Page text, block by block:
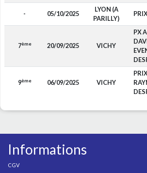
- 05/10/2025
LYON (A
PARILLY)
7ème 20/09/2025 VICHY
PX
9ème 06/09/2025 VICHY
Informations
CGV